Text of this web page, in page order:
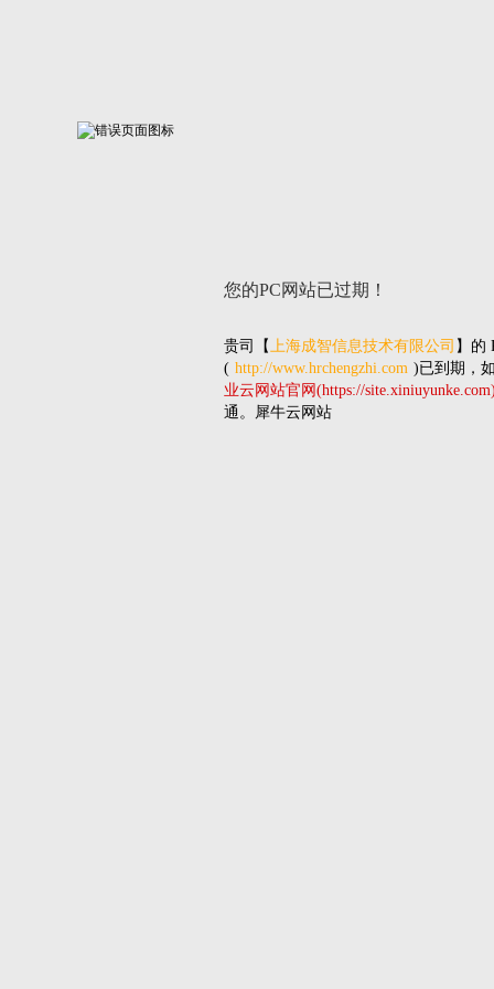
您的PC网站已过期！
贵司 【上海成智信息技术有限公司 】的
( http://www.hrchengzhi.com )已到期，
业云网站官网(https://
通。犀牛云网站